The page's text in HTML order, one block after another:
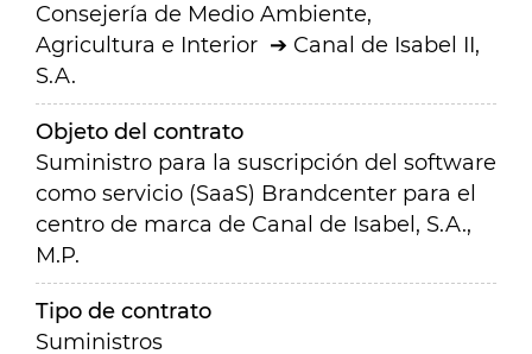
Consejería de Medio Ambiente,
Agricultura e Interior
Canal de Isabel II,
S.A.
Objeto del contrato
Suministro para la suscripción del software
como servicio (SaaS) Brandcenter para el
centro de marca de Canal de Isabel, S.A.,
M.P.
Tipo de contrato
Suministros